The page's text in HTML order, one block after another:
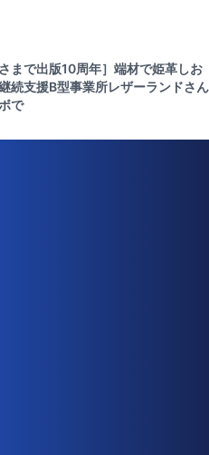
さまで出版10周年］端材で姫革しお
続支援B型事業所レザーランドさん
で